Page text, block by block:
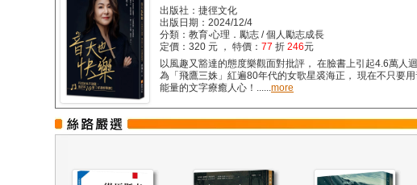
出版社：捷徑文化
出版日期：2024/12/4
分類：教育‧心理．勵志 / 個人勵志成長
定價：320 元 ， 特價： 77 折 246元
以風趣又豁達的態度樂觀面對批評， 在臉書上引起4.6萬人
為「飛鷹三姝」紅遍80年代的女歌星裘海正， 現在不只要
能量的文字療癒人心！......more